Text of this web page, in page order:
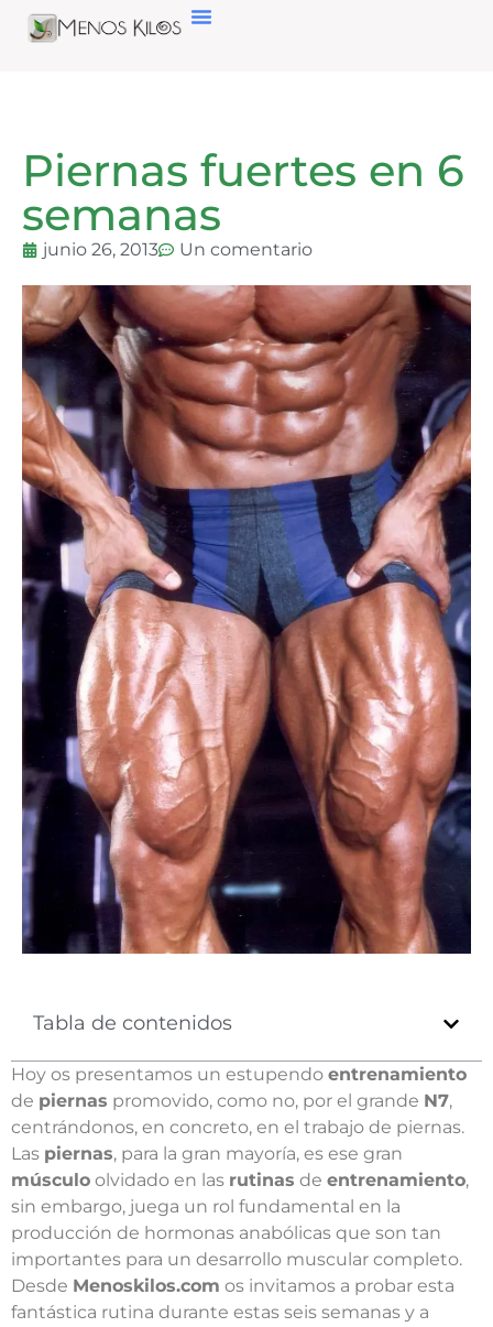
Piernas fuertes en 6
semanas
junio 26, 2013 Un comentario
Tabla de contenidos
Hoy os presentamos un estupendo entrenamiento
de piernas promovido, como no, por el grande N7,
centrándonos, en concreto, en el trabajo de piernas.
Las piernas, para la gran mayoría, es ese gran
músculo olvidado en las rutinas de entrenamiento,
sin embargo, juega un rol fundamental en la
producción de hormonas anabólicas que son tan
importantes para un desarrollo muscular completo.
Desde Menoskilos.com os invitamos a probar esta
fantástica rutina durante estas seis semanas y a